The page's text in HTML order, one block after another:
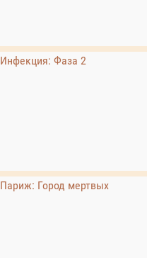
Инфекция: Фаза 2
Париж: Город мертвых